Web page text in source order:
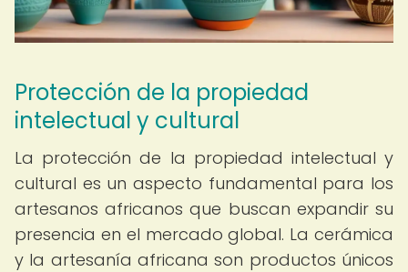
Protección de la propiedad
intelectual y cultural
La protección de la propiedad intelectual y
cultural es un aspecto fundamental para los
artesanos africanos que buscan expandir su
presencia en el mercado global. La cerámica
y la artesanía africana son productos únicos